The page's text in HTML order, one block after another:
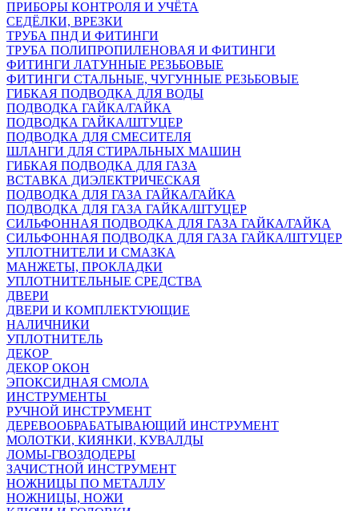
ПРИБОРЫ КОНТРОЛЯ И УЧЁТА
СЕДЁЛКИ, ВРЕЗКИ
ТРУБА ПНД И ФИТИНГИ
ТРУБА ПОЛИПРОПИЛЕНОВАЯ И ФИТИНГИ
ФИТИНГИ ЛАТУННЫЕ РЕЗЬБОВЫЕ
ФИТИНГИ СТАЛЬНЫЕ, ЧУГУННЫЕ РЕЗЬБОВЫЕ
ГИБКАЯ ПОДВОДКА ДЛЯ ВОДЫ
ПОДВОДКА ГАЙКА/ГАЙКА
ПОДВОДКА ГАЙКА/ШТУЦЕР
ПОДВОДКА ДЛЯ СМЕСИТЕЛЯ
ШЛАНГИ ДЛЯ СТИРАЛЬНЫХ МАШИН
ГИБКАЯ ПОДВОДКА ДЛЯ ГАЗА
ВСТАВКА ДИЭЛЕКТРИЧЕСКАЯ
ПОДВОДКА ДЛЯ ГАЗА ГАЙКА/ГАЙКА
ПОДВОДКА ДЛЯ ГАЗА ГАЙКА/ШТУЦЕР
СИЛЬФОННАЯ ПОДВОДКА ДЛЯ ГАЗА ГАЙКА/ГАЙКА
СИЛЬФОННАЯ ПОДВОДКА ДЛЯ ГАЗА ГАЙКА/ШТУЦЕР
УПЛОТНИТЕЛИ И СМАЗКА
МАНЖЕТЫ, ПРОКЛАДКИ
УПЛОТНИТЕЛЬНЫЕ СРЕДСТВА
ДВЕРИ
ДВЕРИ И КОМПЛЕКТУЮЩИЕ
НАЛИЧНИКИ
УПЛОТНИТЕЛЬ
ДЕКОР
ДЕКОР ОКОН
ЭПОКСИДНАЯ СМОЛА
ИНСТРУМЕНТЫ
РУЧНОЙ ИНСТРУМЕНТ
ДЕРЕВООБРАБАТЫВАЮЩИЙ ИНСТРУМЕНТ
МОЛОТКИ, КИЯНКИ, КУВАЛДЫ
ЛОМЫ-ГВОЗДОДЕРЫ
ЗАЧИСТНОЙ ИНСТРУМЕНТ
НОЖНИЦЫ ПО МЕТАЛЛУ
НОЖНИЦЫ, НОЖИ